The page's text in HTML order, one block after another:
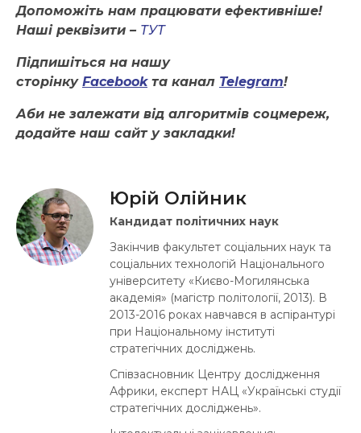
Допоможіть нам працювати ефективніше!
Наші реквізити – ТУТ
Підпишіться на нашу
сторінку Facebookта канал Telegram!
Аби не залежати від алгоритмів соцмереж,
додайте наш сайт у закладки!
Юрій Олійник
Кандидат політичних наук
Закінчив факультет соціальних наук та
соціальних технологій Національного
університету «Києво-Могилянська
академія» (магістр політології, 2013). В
2013-2016 роках навчався в аспірантурі
при Національному інституті
стратегічних досліджень.
Співзасновник Центру дослідження
Африки, експерт НАЦ «Українські студії
стратегічних досліджень».